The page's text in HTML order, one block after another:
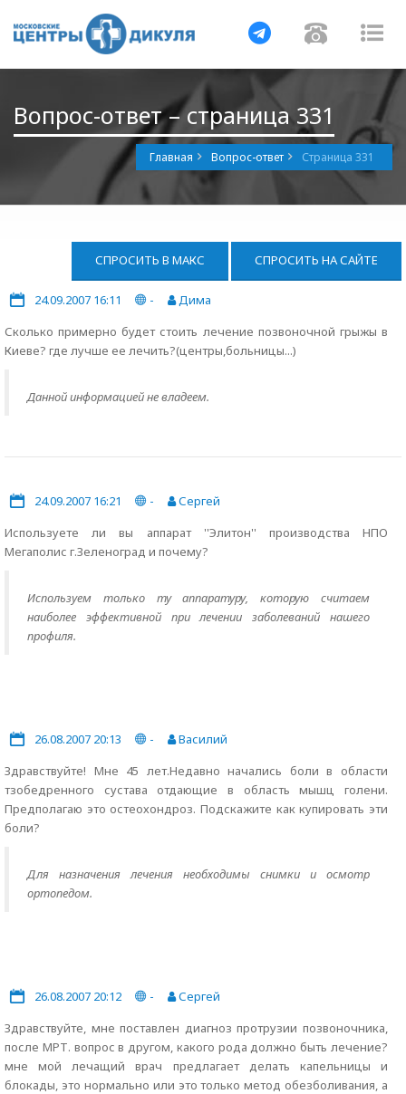
Навигация
Вопрос-ответ – страница 331
Главная Вопрос-ответ Страница 331
СПРОСИТЬ В МАКС СПРОСИТЬ НА САЙТЕ
24.09.2007 16:11 -
Дима
Сколько примерно будет стоить лечение позвоночной грыжы в
Киеве? где лучше ее лечить?(центры,больницы...)
Данной информацией не владеем.
24.09.2007 16:21 -
Сергей
Используете ли вы аппарат ''Элитон'' производства НПО
Мегаполис г.Зеленоград и почему?
Используем только ту аппаратуру, которую считаем
наиболее эффективной при лечении заболеваний нашего
профиля.
26.08.2007 20:13 -
Василий
Здравствуйте! Мне 45 лет.Недавно начались боли в области
тзобедренного сустава отдающие в область мышц голени.
Предполагаю это остеохондроз. Подскажите как купировать эти
боли?
Для назначения лечения необходимы снимки и осмотр
ортопедом.
26.08.2007 20:12 -
Сергей
Здравствуйте, мне поставлен диагноз протрузии позвоночника,
после МРТ. вопрос в другом, какого рода должно быть лечение?
мне мой лечащий врач предлагает делать капельницы и
блокады, это нормально или это только метод обезболивания, а